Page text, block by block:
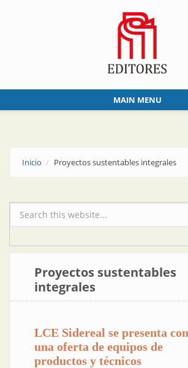
MAIN MENU
Inicio Proyectos sustentables integrales
Formulario de búsqueda
Proyectos sustentables
integrales
LCE Sidereal se presenta con
una oferta de equipos de
productos y técnicos